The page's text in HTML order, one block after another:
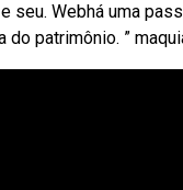
Webhá uma
patrimônio. ”